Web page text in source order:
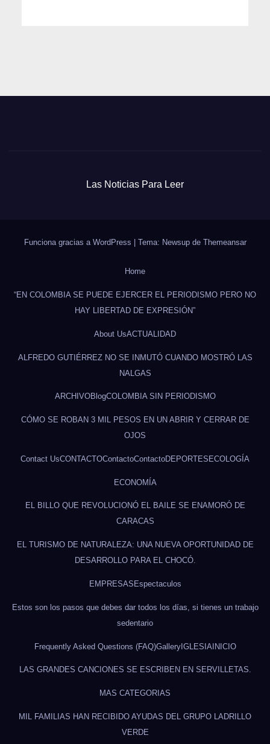
Las Noticias Para Leer
Funciona gracias a WordPress Tema: Newsup de Themeansar
Home
“EN COLOMBIA SE PUEDE EJERCER EL PERIODISMO PERO NO
HAY LIBERTAD DE EXPRESIÓN”
About UsACTUALIDAD
ALFREDO GUTIÉRREZ NO SE INMUTÓ CUANDO MOSTRÓ LAS
NALGAS
ARCHIVOBlogCOLOMBIA SIN PERIODISMO
CÓMO SE ROBAN 3 MIL PESOS EN UN ABRIR Y CERRAR DE
OJOS
Contact UsCONTACTOContactoContactoDEPORTES ECOLOGÍA
ECONOMÍA
EL BILLO QUE REVOLUCIONÓ EL BAILE SE ENAMORÓ DE
CARACAS
EL TURISMO DE NATURALEZA: UNA NUEVA OPORTUNIDAD DE
DESARROLLO PARA EL CHOCÓ.
EMPRESAS Espectaculos
Estos son los pasos que debes dar todos los días, si tienes un trabajo
sedentario
Frequently Asked Questions (FAQ)GalleryIGLESIAINICIO
LAS GRANDES CANCIONES SE ESCRIBEN EN SERVILLETAS.
MAS CATEGORIAS
MIL FAMILIAS HAN RECIBIDO AYUDAS DEL GRUPO LADRILLO
VERDE